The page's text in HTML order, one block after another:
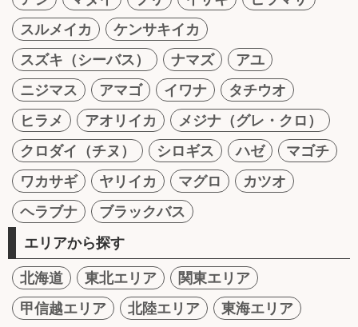
スルメイカ
ケンサキイカ
スズキ（シーバス）
ナマズ
アユ
ニジマス
アマゴ イワナ
タチウオ
ヒラメ
アオリイカ
メジナ（グレ・クロ）
クロダイ（チヌ）
シロギス ハゼ
マゴチ
ワカサギ
ヤリイカ マグロ
カツオ
ヘラブナ
ブラックバス
エリアから探す
北海道 東北エリア
関東エリア
甲信越エリア
北陸エリア
東海エリア